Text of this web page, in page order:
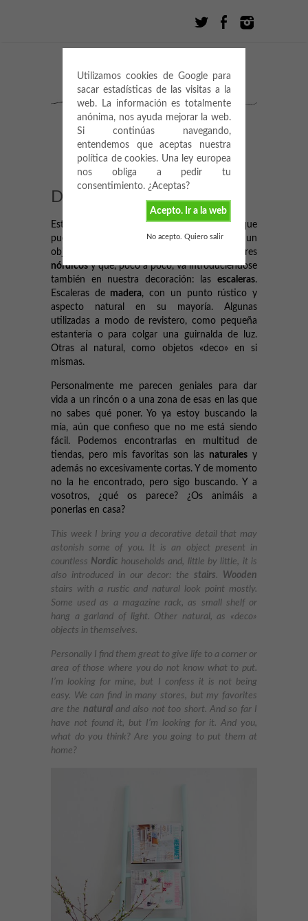
Utilizamos cookies de Google para
sacar estadísticas de las visitas a la
web. La información es totalmente
anónima, nos ayuda mejorar la web.
Si continúas navegando,
entendemos que aceptas nuestra
política de cookies. Una ley europea
nos obliga a pedir tu
consentimiento. ¿Aceptas?
Acepto. Ir a la web
No acepto. Quiero salir
DECO: ESCALERAS
Esta semana os traigo un detalle decorativo que
puede que asombre a algunos. Se trata de un
objeto presente en infinidad de hogares
nórdicosy que, poco a poco, va introduciéndose
también en nuestra decoración: las escaleras.
Escaleras de madera, con un punto rústico y
aspecto natural en su mayoría. Algunas
utilizadas a modo de revistero, como pequeña
estantería o para colgar una guirnalda de luz.
Otras al natural, como objetos «deco» en si
mismas.
Personalmente me parecen geniales para dar
vida a un rincón o a una zona de esas en las que
no sabes qué poner. Yo ya estoy buscando la
mía, aún que confieso que no me está siendo
fácil. Podemos encontrarlas en multitud de
tiendas, pero mis favoritas son las naturales y
además no excesivamente cortas. Y de momento
no la he encontrado, pero sigo buscando. Y a
vosotros, ¿qué os parece? ¿Os animáis a
ponerlas en casa?
This week I bring you a decorative detail that may
astonish some of you. It is an object present in
countless Nordic households and, little by little, it is
also introduced in our decor: thestairs. Wooden
stairs with a rustic and natural look point mostly.
Some used as a magazine rack, as small shelf or
hang a garland of light. Other natural, as «deco»
objects in themselves.
Personally I find them great to give life to a corner or
area of ​​those where you do not know what to put.
I’m looking for mine, but I confess it is not being
easy. We can find in many stores, but my favorites
are the naturaland also not too short. And so far I
have not found it, but I’m looking for it. And you,
what do you think? Are you going to put them at
home?